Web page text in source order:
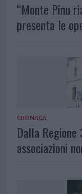
“Monte Pinu
presenta le
CRONACA
Dalla
associazioni